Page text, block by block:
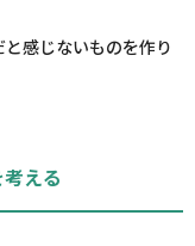
感じないものを作り
える